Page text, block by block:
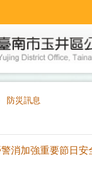
防災訊息
消加強重要節日安